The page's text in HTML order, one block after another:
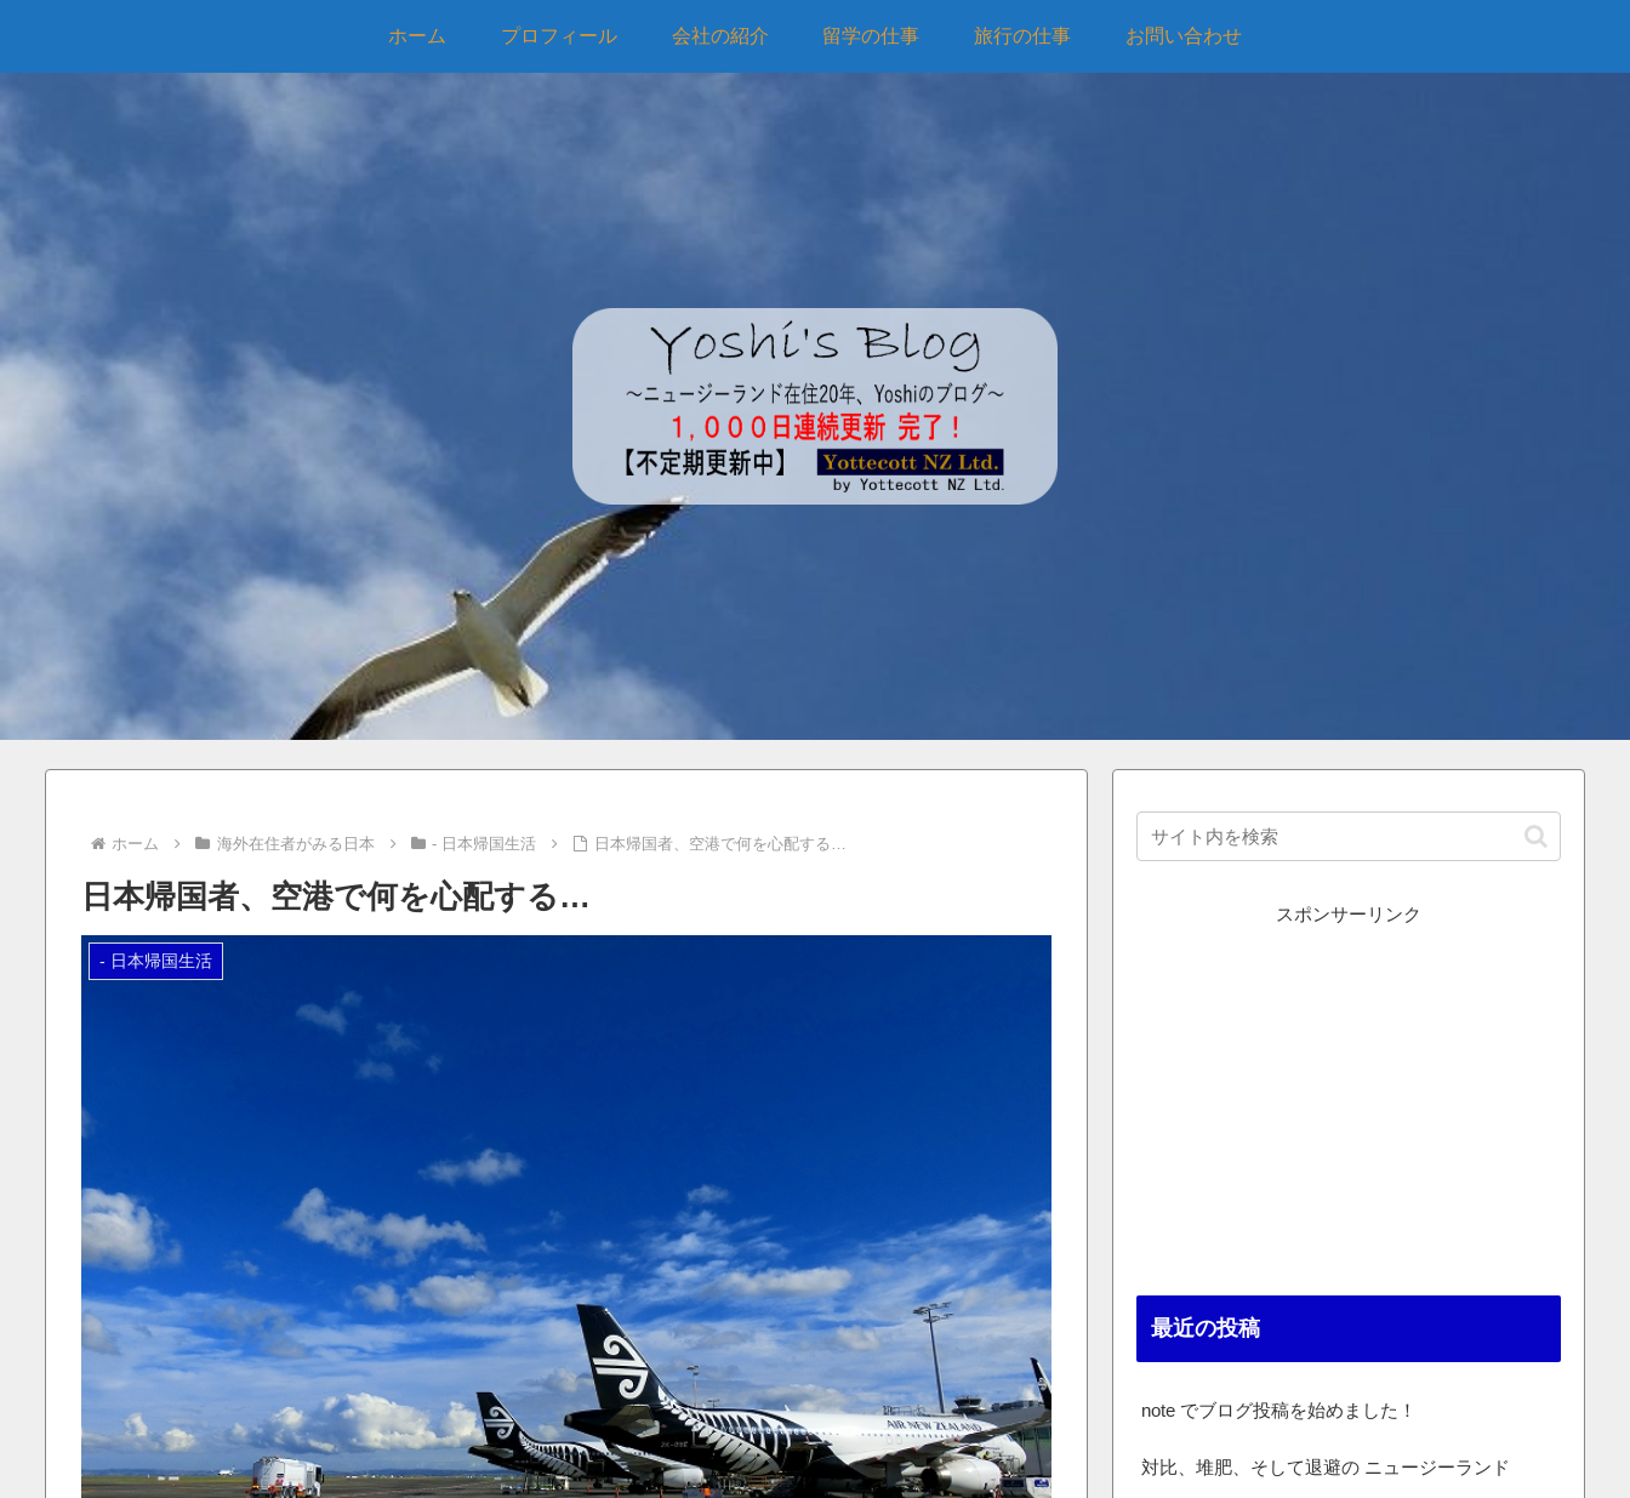
ホーム プロフィール 会社の紹介 留学の仕事 旅行の仕事 お問い合わせ
ホーム 海外在住者がみる日本 - 日本帰国生活 日本帰国者、空港で何を心配する…
日本帰国者、空港で何を心配する…
- 日本帰国生活
スポンサーリンク
最近の投稿
note でブログ投稿を始めました！
対比、堆肥、そして退避の ニュージーランド